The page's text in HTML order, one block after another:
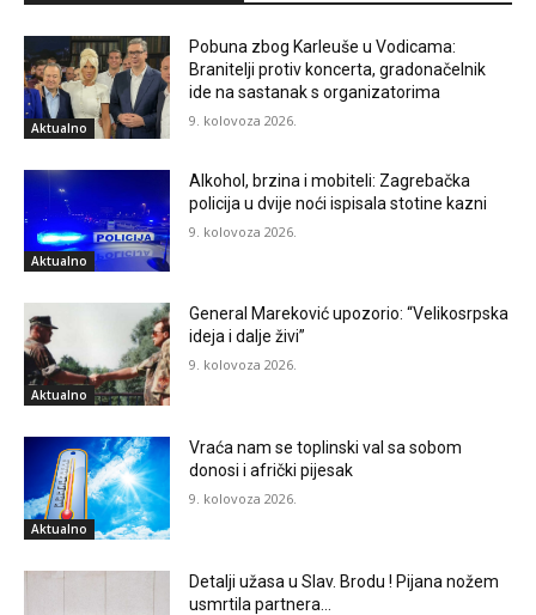
Aktualno
Pobuna zbog Karleuše u Vodicama:
Branitelji protiv koncerta, gradonačelnik
ide na sastanak s organizatorima
9. kolovoza 2026.
Aktualno
Alkohol, brzina i mobiteli: Zagrebačka
policija u dvije noći ispisala stotine kazni
9. kolovoza 2026.
Aktualno
General Mareković upozorio: “Velikosrpska
ideja i dalje živi”
9. kolovoza 2026.
Aktualno
Vraća nam se toplinski val sa sobom
donosi i afrički pijesak
9. kolovoza 2026.
Detalji užasa u Slav. Brodu ! Pijana nožem
usmrtila partnera…